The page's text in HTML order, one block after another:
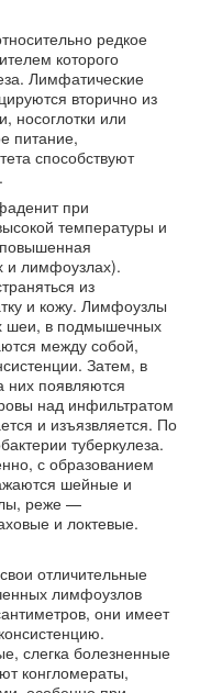
редкое
которого
Лимфатические
вторично из
носоглотки или
питание,
способствуют
при
температуры и
и лимфоузлах).
из
и кожу. Лимфоузлы
шеи, в подмышечных
между собой,
Затем, в
них появляются
над инфильтратом
и изъязвляется. По
туберкулеза.
с образованием
шейные и
реже —
и локтевые.
отличительные
лимфоузлов
они имеет
слегка болезненные
конгломераты,